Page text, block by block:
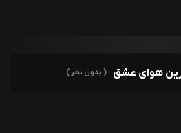
هوای عشق ( بدون نظر )